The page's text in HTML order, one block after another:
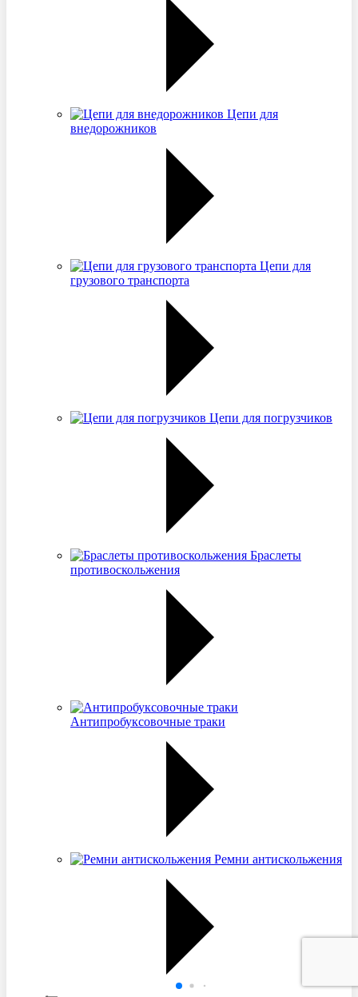
Цепи для
внедорожников
Цепи для
грузового транспорта
Цепи для погрузчиков
Браслеты
противоскольжения
Антипробуксовочные траки
Ремни антискольжения